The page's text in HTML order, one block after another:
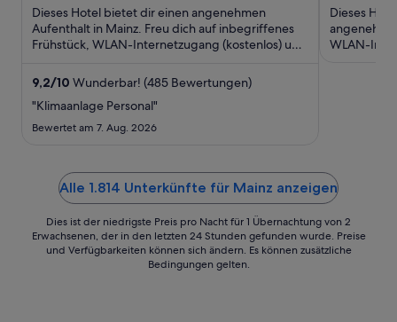
pro
Nacht
Aug.
Dieses Hotel bietet dir einen angenehmen
Aufenthalt in Mainz. Freu dich auf inbegriffenes
Frühstück, WLAN-Internetzugang (kostenlos) und
9,2/10 Wunderbar! (485 Bewertungen)
"Klimaanlage Personal"
Bewertet am 7. Aug. 2026
Dieses
WLAN-
Alle 1.814 Unterkünfte für Mainz anzeigen
Dies ist der niedrigste Preis pro Nacht für 1 Übernachtung von 2
Erwachsenen, der in den letzten 24 Stunden gefunden wurde. Preise
und Verfügbarkeiten können sich ändern. Es können zusätzliche
Bedingungen gelten.